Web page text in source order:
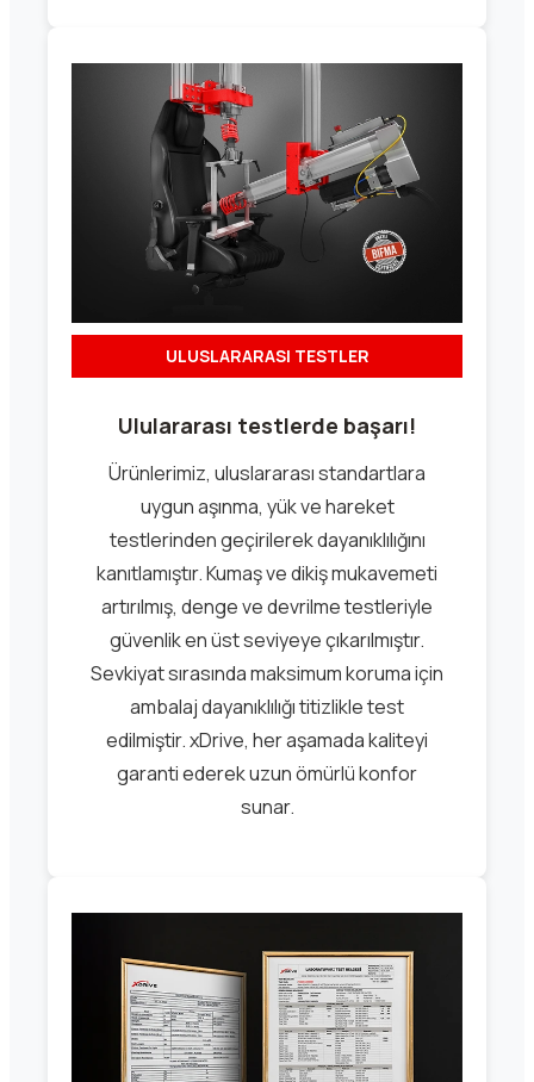
ULUSLARARASI TESTLER
Ululararası testlerde başarı!
Ürünlerimiz, uluslararası standartlara
uygun aşınma, yük ve hareket
testlerinden geçirilerek dayanıklılığını
kanıtlamıştır. Kumaş ve dikiş mukavemeti
artırılmış, denge ve devrilme testleriyle
güvenlik en üst seviyeye çıkarılmıştır.
Sevkiyat sırasında maksimum koruma için
ambalaj dayanıklılığı titizlikle test
edilmiştir. xDrive, her aşamada kaliteyi
garanti ederek uzun ömürlü konfor
sunar.